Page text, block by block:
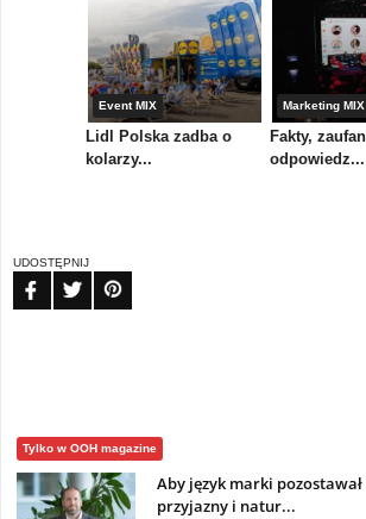
Event MIX
Lidl Polska zadba o
kolarzy...
Marketing MIX
Fakty,
odpowiedz...
UDOSTĘPNIJ
Tylko w OOH magazine
Aby język marki
przyjazny i natur...